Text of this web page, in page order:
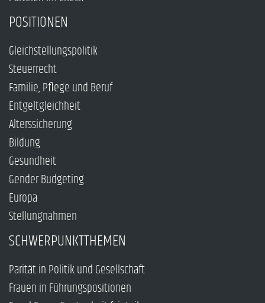
POSITIONEN
Gleichstellungspolitik
Steuerrecht
Familie, Pflege und Beruf
Entgeltgleichheit
Alterssicherung
Bildung
Gesundheit
Gender Budgeting
Europa
Stellungnahmen
SCHWERPUNKTTHEMEN
Parität in Politik und Gesellschaft
Frauen in Führungspositionen